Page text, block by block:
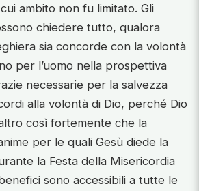
ambito non fu limitato. Gli
chiedere tutto, qualora
sia concorde con la volontà
per l’uomo nella prospettiva
necessarie per la salvezza
alla volontà di Dio, perché Dio
così fortemente che la
per le quali Gesù diede la
la Festa della Misericordia
sono accessibili a tutte le